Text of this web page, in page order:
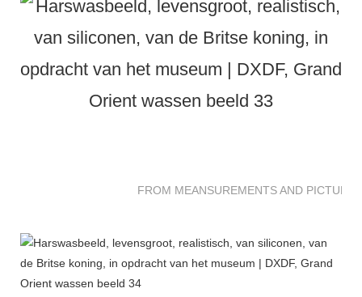
FROM MEANSUREMENTS AND